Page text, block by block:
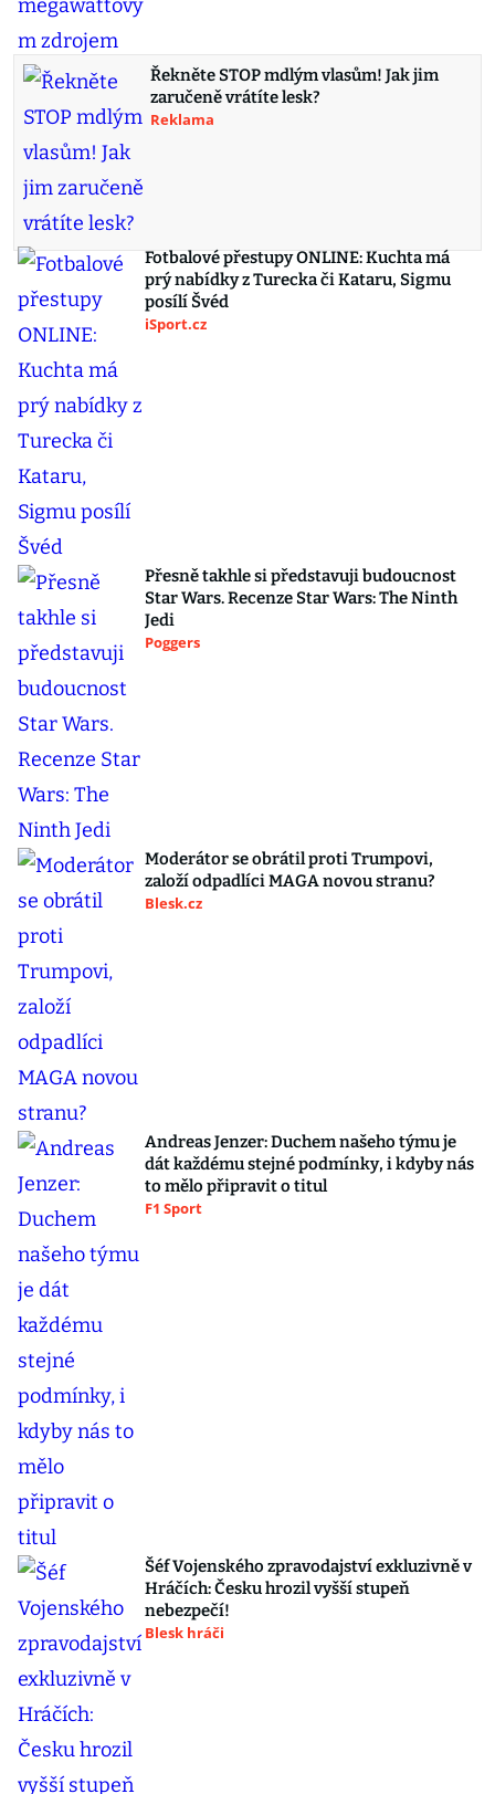
Řekněte STOP mdlým vlasům! Jak jim
zaručeně vrátíte lesk?
Reklama
Fotbalové přestupy ONLINE: Kuchta má
prý nabídky z Turecka či Kataru, Sigmu
posílí Švéd
iSport.cz
Přesně takhle si představuji budoucnost
Star Wars. Recenze Star Wars: The Ninth
Jedi
Poggers
Moderátor se obrátil proti Trumpovi,
založí odpadlíci MAGA novou stranu?
Blesk.cz
Andreas Jenzer: Duchem našeho týmu je
dát každému stejné podmínky, i kdyby nás
to mělo připravit o titul
F1 Sport
Šéf Vojenského zpravodajství exkluzivně v
Hráčích: Česku hrozil vyšší stupeň
nebezpečí!
Blesk hráči